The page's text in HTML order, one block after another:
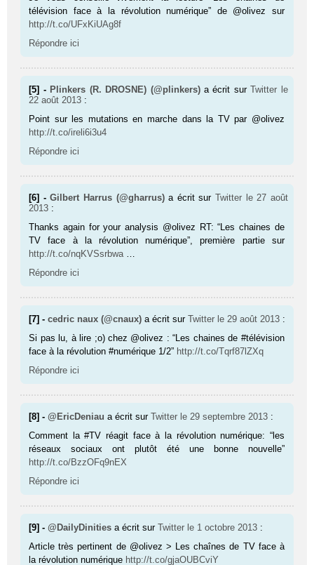
télévision face à la révolution numérique” de @olivez sur
http://t.co/UFxKiUAg8f
Répondre ici
[5] - Plinkers (R. DROSNE) (@plinkers) a écrit surTwitter le
22 août 2013 :
Point sur les mutations en marche dans la TV par @olivez
http://t.co/ireli6i3u4
Répondre ici
[6] -Gilbert Harrus (@gharrus) a écrit surTwitter le 27 août
2013 :
Thanks again for your analysis @olivez RT: “Les chaines de
TV face à la révolution numérique”, première partie sur
http://t.co/nqKVSsrbwa…
Répondre ici
[7] -cedric naux (@cnaux) a écrit surTwitter le 29 août 2013 :
Si pas lu, à lire ;o) chez @olivez : “Les chaines de #télévision
face à la révolution #numérique 1/2” http://t.co/Tqrf87lZXq
Répondre ici
[8] -@EricDeniau a écrit surTwitter le 29 septembre 2013 :
Comment la #TV réagit face à la révolution numérique: “les
réseaux sociaux ont plutôt été une bonne nouvelle”
http://t.co/BzzOFq9nEX
Répondre ici
[9] -@DailyDinities a écrit surTwitter le 1 octobre 2013 :
Article très pertinent de @olivez > Les chaînes de TV face à
la révolution numérique http://t.co/gjaOUBCviY